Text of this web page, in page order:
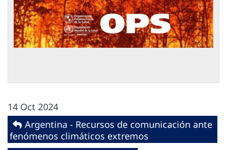
14 Oct 2024
Argentina - Recursos de comunicación ante
fenómenos climáticos extremos